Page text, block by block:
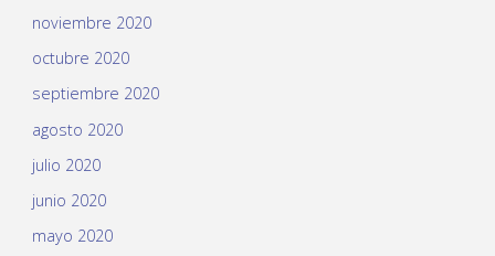
noviembre 2020
octubre 2020
septiembre 2020
agosto 2020
julio 2020
junio 2020
mayo 2020